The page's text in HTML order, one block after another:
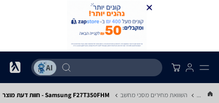
... השוואת מחירים מסכי מחשב Samsung F27T350FHM - חוות דעת מוצר